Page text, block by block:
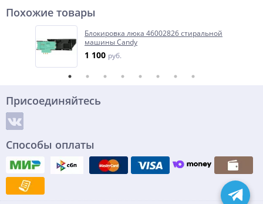
Похожие товары
Блокировка люка 46002826 стиральной
машины Candy
1 100 руб.
Присоединяйтесь
Способы оплаты